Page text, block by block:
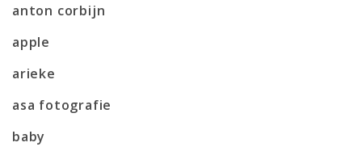
anton corbijn
apple
arieke
asa fotografie
baby